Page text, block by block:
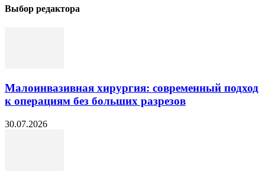
Выбор редактора
Малоинвазивная хирургия: современный подход
к операциям без больших разрезов
30.07.2026